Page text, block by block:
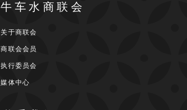
牛车水商联会
关于商联会
商联会会员
执行委员会
媒体中心